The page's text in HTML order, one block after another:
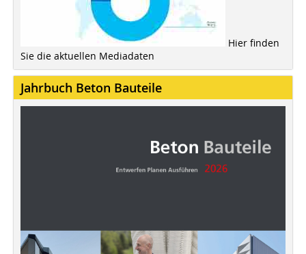
Hier finden
Sie die aktuellen Mediadaten
Jahrbuch Beton Bauteile